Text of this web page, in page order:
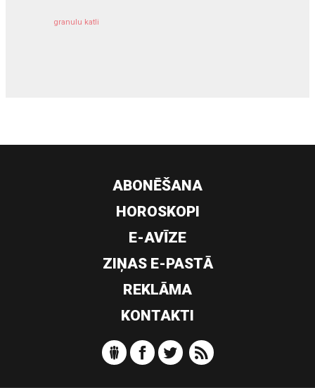
granulu katli
ABONĒŠANA
HOROSKOPI
E-AVĪZE
ZIŅAS E-PASTĀ
REKLĀMA
KONTAKTI